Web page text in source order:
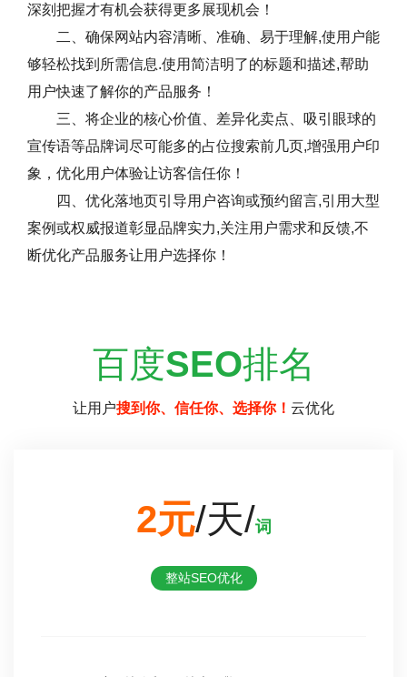
深刻把握才有机会获得更多展现机会！
二、确保网站内容清晰、准确、易于理解,使用户能
够轻松找到所需信息.使用简洁明了的标题和描述,帮助
用户快速了解你的产品服务！
三、将企业的核心价值、差异化卖点、吸引眼球的
宣传语等品牌词尽可能多的占位搜索前几页,增强用户印
象，优化用户体验让访客信任你！
四、优化落地页引导用户咨询或预约留言,引用大型
案例或权威报道彰显品牌实力,关注用户需求和反馈,不
断优化产品服务让用户选择你！
百度SEO排名
让用户搜到你、信任你、选择你！ 云优化
2元/天/词
整站SEO优化